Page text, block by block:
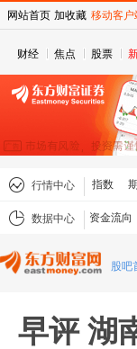
财经 焦点 股票
行情中心 指数
数据中心 资金流向
股吧
早评 湖
网站首页 加收藏 移动客户